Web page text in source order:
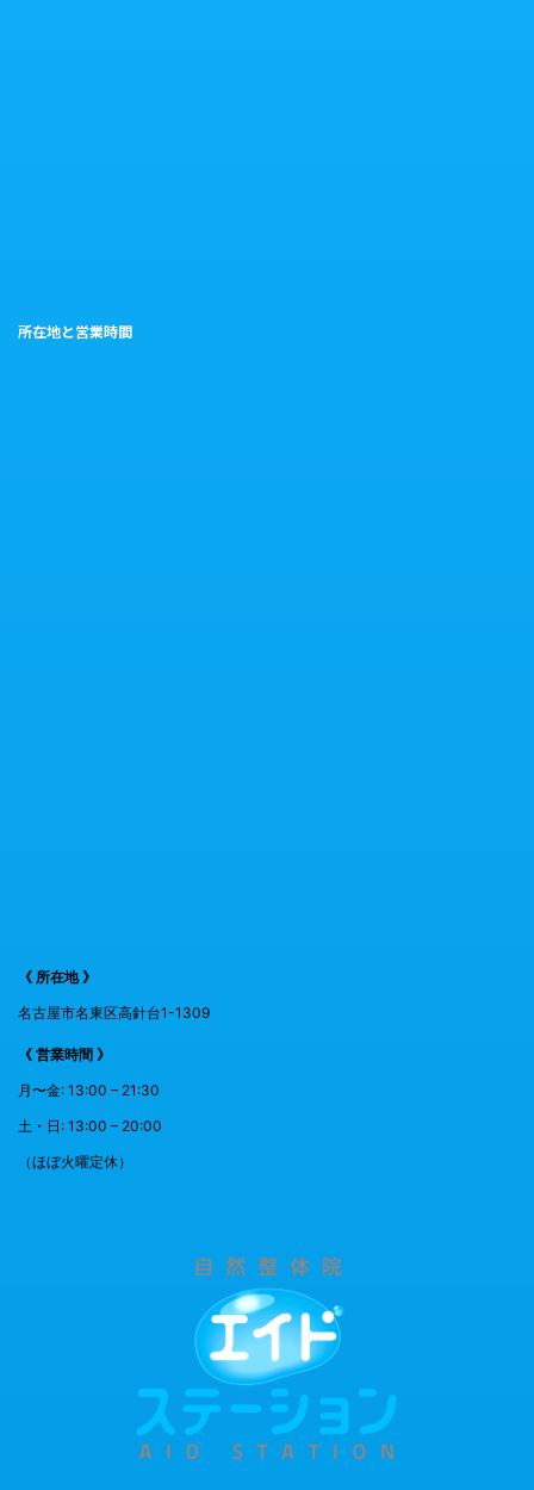
所在地と営業時間
《 所在地 》
名古屋市名東区高針台1-1309
《 営業時間 》
月〜金: 13:00 – 21:30
土・日: 13:00 – 20:00
（ほぼ火曜定休）